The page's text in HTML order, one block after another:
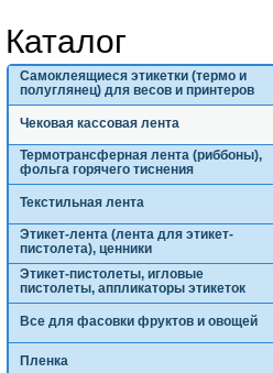
Каталог
Самоклеящиеся этикетки (термо и
полуглянец) для весов и принтеров
Чековая кассовая лента
Термотрансферная лента (риббоны),
фольга горячего тиснения
Текстильная лента
Этикет-лента (лента для этикет-
пистолета), ценники
Этикет-пистолеты, игловые
пистолеты, аппликаторы этикеток
Все для фасовки фруктов и овощей
Пленка